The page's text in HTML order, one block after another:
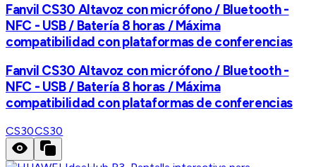
Fanvil CS30 Altavoz con micrófono / Bluetooth -
NFC - USB / Batería 8 horas / Máxima
compatibilidad con plataformas de conferencias
Fanvil CS30 Altavoz con micrófono / Bluetooth -
NFC - USB / Batería 8 horas / Máxima
compatibilidad con plataformas de conferencias
CS30CS30